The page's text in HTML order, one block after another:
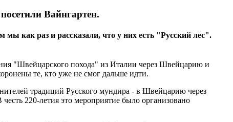
Вайнгартен.
как раз и рассказали, что у них есть "Русский лес".
"Швейцарского похода" из Италии через Швейцарию и
те, кто уже не смог дальше идти.
традиций Русского мундира - в Швейцарию через
220-летия это мероприятие было организовано